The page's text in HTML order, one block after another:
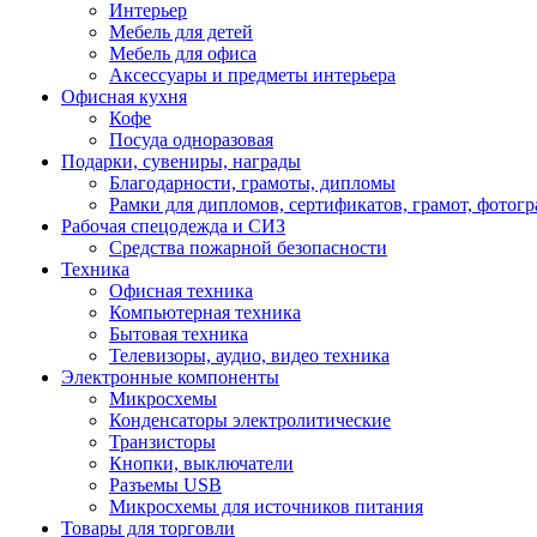
Интерьер
Мебель для детей
Мебель для офиса
Аксессуары и предметы интерьера
Офисная кухня
Кофе
Посуда одноразовая
Подарки, сувениры, награды
Благодарности, грамоты, дипломы
Рамки для дипломов, сертификатов, грамот,
Рабочая спецодежда и СИЗ
Средства пожарной безопасности
Техника
Офисная техника
Компьютерная техника
Бытовая техника
Телевизоры, аудио, видео техника
Электронные компоненты
Микросхемы
Конденсаторы электролитические
Транзисторы
Кнопки, выключатели
Разъемы USB
Микросхемы для источников питания
Товары для торговли